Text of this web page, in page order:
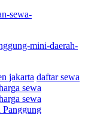
sewa-
mini-daerah-
jakarta daftar sewa
sewa
sewa
Panggung